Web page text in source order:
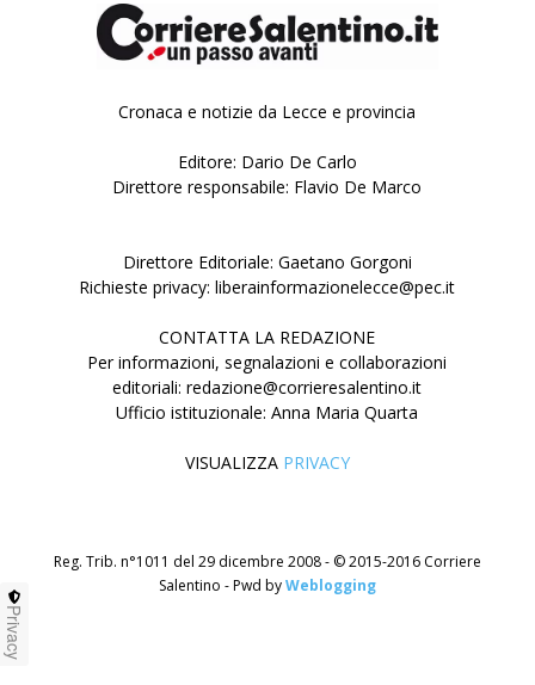
Cronaca e notizie da Lecce e provincia
Editore: Dario De Carlo
Direttore responsabile: Flavio De Marco
Direttore Editoriale: Gaetano Gorgoni
Richieste privacy: liberainformazionelecce@pec.it
CONTATTA LA REDAZIONE
Per informazioni, segnalazioni e collaborazioni
editoriali: redazione@corrieresalentino.it
Ufficio istituzionale: Anna Maria Quarta
VISUALIZZA PRIVACY
Reg. Trib. n°1011 del 29 dicembre 2008 - © 2015-2016 Corriere
Salentino - Pwd byWeblogging
Privacy